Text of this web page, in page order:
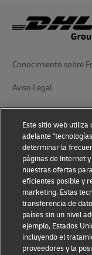
Conocimiento sobre
Aviso Legal
Condiciones de Uso
Aviso de Privacidad
Información Adicional
Ajustes de cookies
Síganos
Este sitio web
adelante
determinar la
páginas de Internet
nuestras ofertas
eficientes posible y
marketing. Estas
transferencia de
países sin un nivel
ejemplo, Estados
incluyendo el
proveedores y la